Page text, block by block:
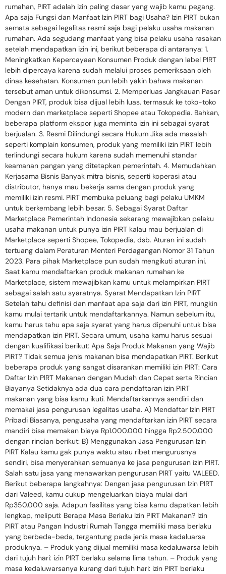
rumahan, PIRT adalah izin paling dasar yang wajib kamu pegang.
Apa saja Fungsi dan Manfaat Izin PIRT bagi Usaha? Izin PIRT bukan
semata sebagai legalitas resmi saja bagi pelaku usaha makanan
rumahan. Ada segudang manfaat yang bisa pelaku usaha rasakan
setelah mendapatkan izin ini, berikut beberapa di antaranya: 1.
Meningkatkan Kepercayaan Konsumen Produk dengan label PIRT
lebih dipercaya karena sudah melalui proses pemeriksaan oleh
dinas kesehatan. Konsumen pun lebih yakin bahwa makanan
tersebut aman untuk dikonsumsi. 2. Memperluas Jangkauan Pasar
Dengan PIRT, produk bisa dijual lebih luas, termasuk ke toko-toko
modern dan marketplace seperti Shopee atau Tokopedia. Bahkan,
beberapa platform ekspor juga meminta izin ini sebagai syarat
berjualan. 3. Resmi Dilindungi secara Hukum Jika ada masalah
seperti komplain konsumen, produk yang memiliki izin PIRT lebih
terlindungi secara hukum karena sudah memenuhi standar
keamanan pangan yang ditetapkan pemerintah. 4. Memudahkan
Kerjasama Bisnis Banyak mitra bisnis, seperti koperasi atau
distributor, hanya mau bekerja sama dengan produk yang
memiliki izin resmi. PIRT membuka peluang bagi pelaku UMKM
untuk berkembang lebih besar. 5. Sebagai Syarat Daftar
Marketplace Pemerintah Indonesia sekarang mewajibkan pelaku
usaha makanan untuk punya izin PIRT kalau mau berjualan di
Marketplace seperti Shopee, Tokopedia, dsb. Aturan ini sudah
tertuang dalam Peraturan Menteri Perdagangan Nomor 31 Tahun
2023. Para pihak Marketplace pun sudah mengikuti aturan ini.
Saat kamu mendaftarkan produk makanan rumahan ke
Marketplace, sistem mewajibkan kamu untuk melampirkan PIRT
sebagai salah satu syaratnya. Syarat Mendapatkan Izin PIRT
Setelah tahu definisi dan manfaat apa saja dari izin PIRT, mungkin
kamu mulai tertarik untuk mendaftarkannya. Namun sebelum itu,
kamu harus tahu apa saja syarat yang harus dipenuhi untuk bisa
mendapatkan izin PIRT. Secara umum, usaha kamu harus sesuai
dengan kualifikasi berikut: Apa Saja Produk Makanan yang Wajib
PIRT? Tidak semua jenis makanan bisa mendapatkan PIRT. Berikut
beberapa produk yang sangat disarankan memiliki izin PIRT: Cara
Daftar Izin PIRT Makanan dengan Mudah dan Cepat serta Rincian
Biayanya Setidaknya ada dua cara pendaftaran izin PIRT
makanan yang bisa kamu ikuti. Mendaftarkannya sendiri dan
memakai jasa pengurusan legalitas usaha. A) Mendaftar Izin PIRT
Pribadi Biasanya, pengusaha yang mendaftarkan izin PIRT secara
mandiri bisa memakan biaya Rp1.000.000 hingga Rp2.500.000
dengan rincian berikut: B) Menggunakan Jasa Pengurusan Izin
PIRT Kalau kamu gak punya waktu atau ribet mengurusnya
sendiri, bisa menyerahkan semuanya ke jasa pengurusan izin PIRT.
Salah satu jasa yang menawarkan pengurusan PIRT yaitu VALEED.
Berikut beberapa langkahnya: Dengan jasa pengurusan Izin PIRT
dari Valeed, kamu cukup mengeluarkan biaya mulai dari
Rp350.000 saja. Adapun fasilitas yang bisa kamu dapatkan lebih
lengkap, meliputi: Berapa Masa Berlaku Izin PIRT Makanan? Izin
PIRT atau Pangan Industri Rumah Tangga memiliki masa berlaku
yang berbeda-beda, tergantung pada jenis masa kadaluarsa
produknya. – Produk yang dijual memiliki masa kedaluwarsa lebih
dari tujuh hari: izin PIRT berlaku selama lima tahun. – Produk yang
masa kedaluwarsanya kurang dari tujuh hari: izin PIRT berlaku